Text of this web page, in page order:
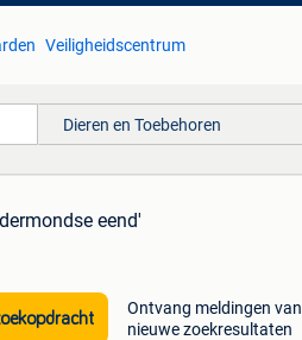
Veiligheidscentrum
Dieren en Toebehoren
eend'
Ontvang meldingen van
nieuwe zoekresultaten